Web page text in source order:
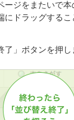
ジをまたいで
ドラッグする
」ボタンを押し